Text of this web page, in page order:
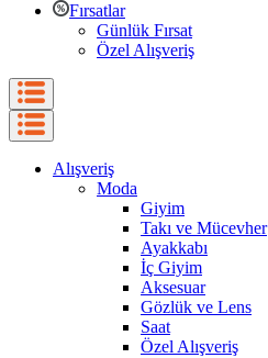
Fırsatlar
Günlük Fırsat
Özel Alışveriş
Alışveriş
Moda
Giyim
Takı ve Mücevher
Ayakkabı
İç Giyim
Aksesuar
Gözlük ve Lens
Saat
Özel Alışveriş